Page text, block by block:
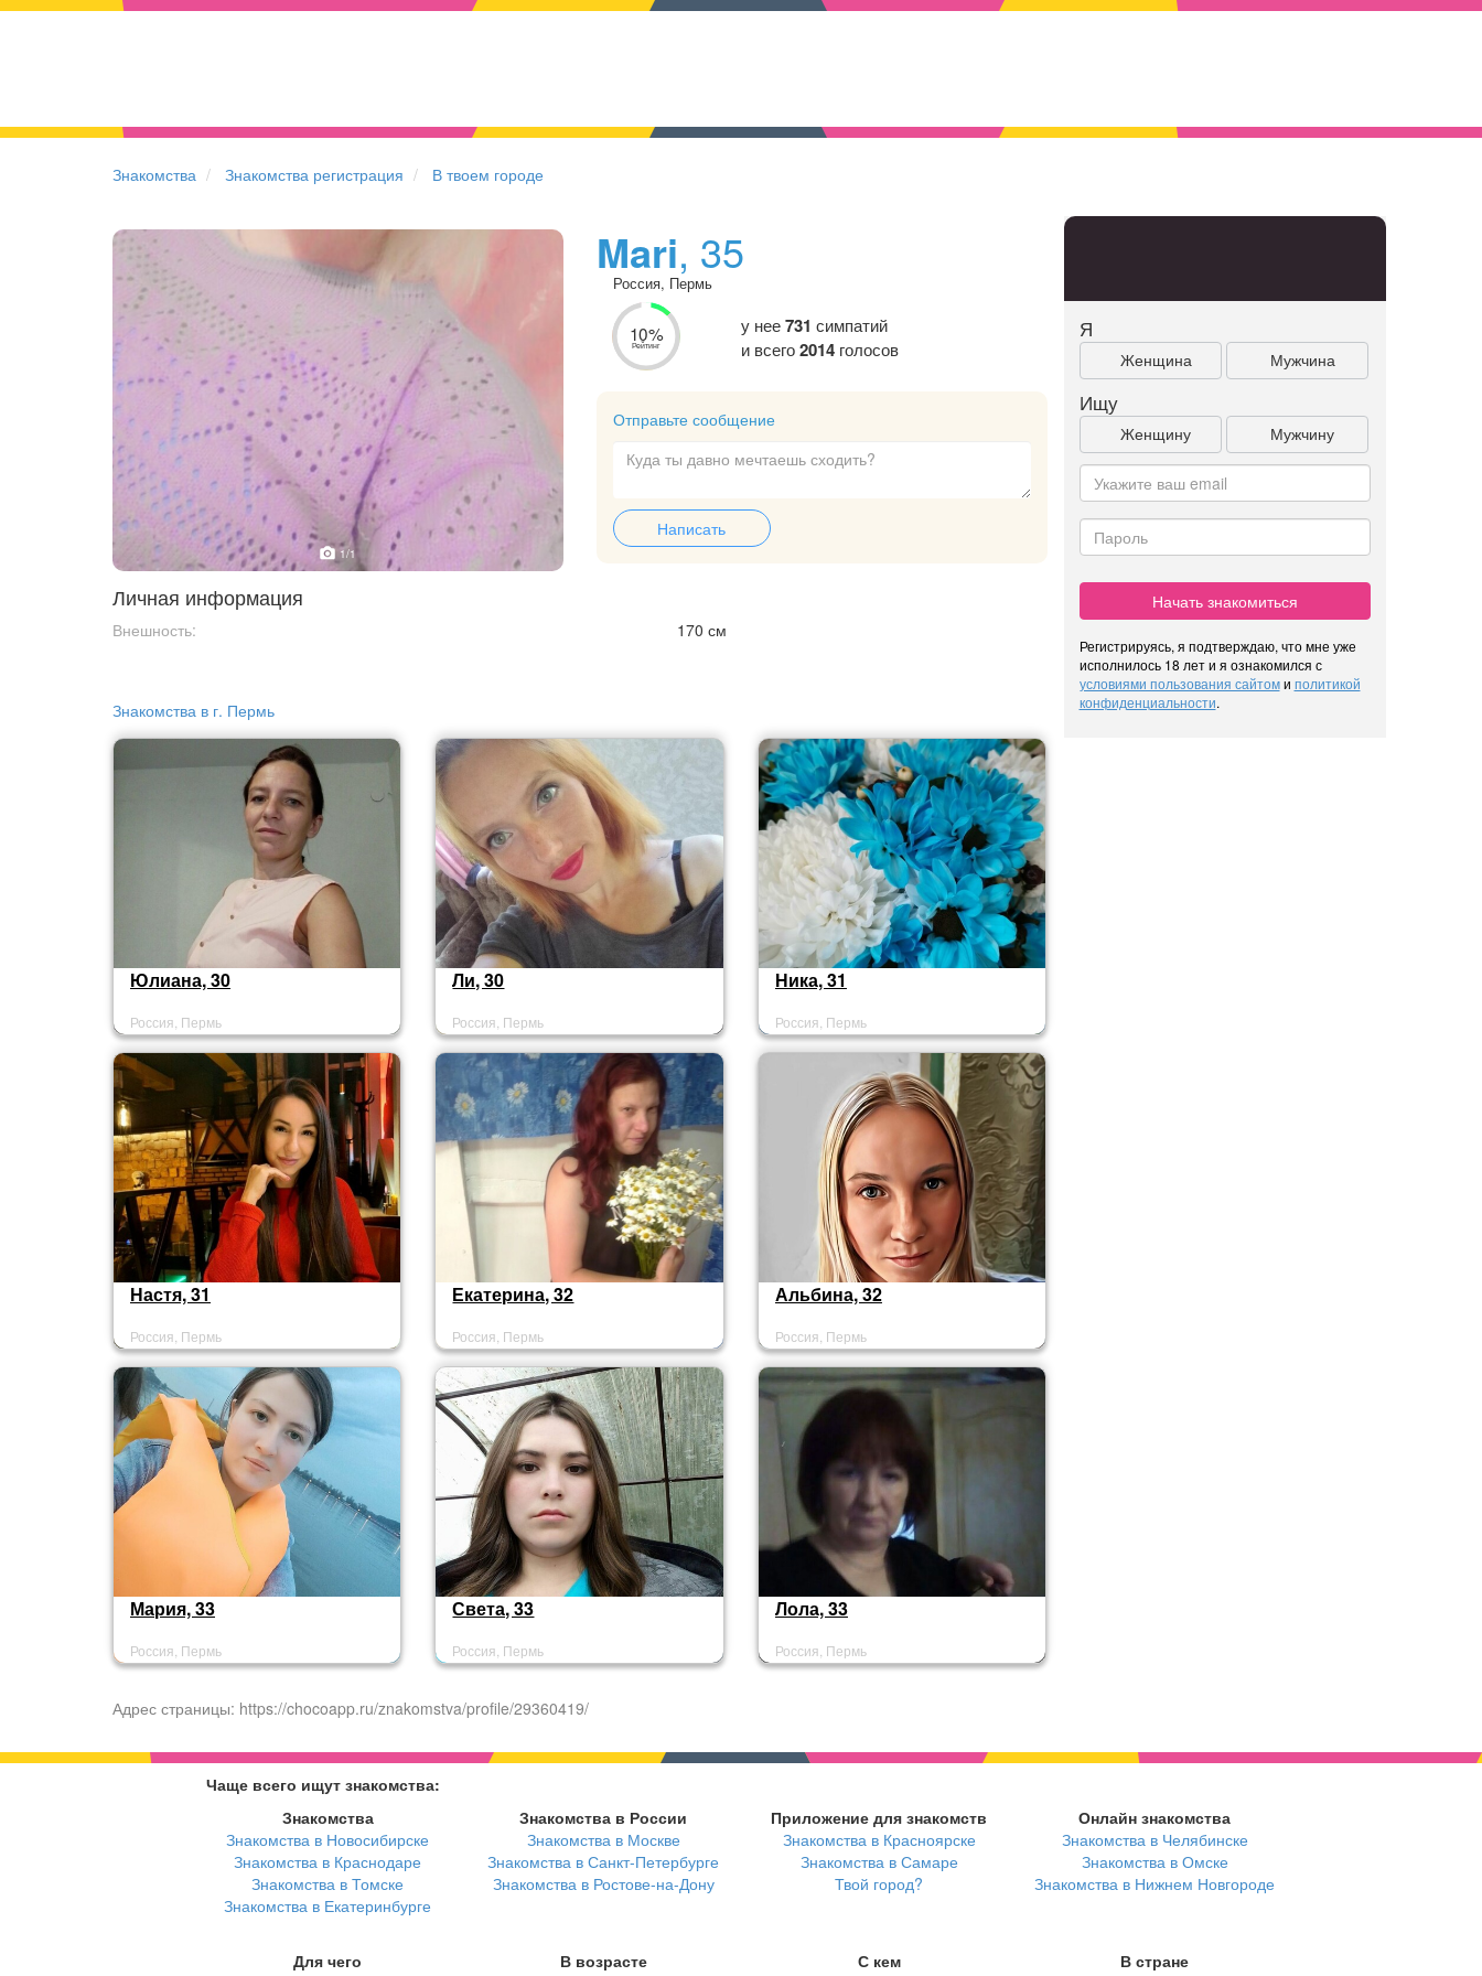
Знакомства Знакомства регистрация В твоем городе
1/1
Mari, 35
Россия, Пермь
10%
Рейтинг
у нее731 симпатий
и всего2014голосов
Отправьте сообщение
Написать
Личная информация
Внешность: 170 см
Знакомства в г. Пермь
Юлиана, 30
Россия, Пермь
Ли, 30
Россия, Пермь
Ника, 31
Россия, Пермь
Настя, 31
Россия, Пермь
Екатерина, 32
Россия, Пермь
Альбина, 32
Россия, Пермь
Мария, 33
Россия, Пермь
Света, 33
Россия, Пермь
Лола, 33
Россия, Пермь
Адрес страницы: https://chocoapp.ru/znakomstva/profile/29360419/
Я
Женщина Мужчина
Ищу
Женщину Мужчину
Начать знакомиться
Регистрируясь, я подтверждаю, что мне уже
исполнилось 18 лет и я ознакомился с
условиями пользования сайтоми политикой
конфиденциальности.
Чаще всего ищут знакомства:
Знакомства
Знакомства в Новосибирске
Знакомства в Краснодаре
Знакомства в Томске
Знакомства в Екатеринбурге
Знакомства в России
Знакомства в Москве
Знакомства в Санкт-Петербурге
Знакомства в Ростове-на-Дону
Приложение для знакомств
Знакомства в Красноярске
Знакомства в Самаре
Твой город?
Онлайн знакомства
Знакомства в Челябинске
Знакомства в Омске
Знакомства в Нижнем Новгороде
Для чего
В возрасте
С кем
В стране